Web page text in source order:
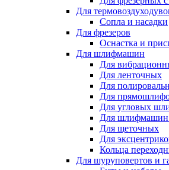
Для
Сопла и насадки
Для фрезеров
Оснастка и
Для шлифмашин
Для
Для ленточных
Для
Для
Для угловых
Для шлифмашин
Для щеточных
Для
Кольца
Для шуруповертов и